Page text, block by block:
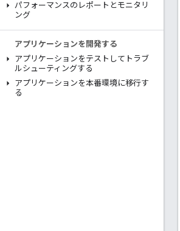
パフォーマンスのレポートとモニタリ
ング
アプリケーションを開発する
アプリケーションをテストしてトラブ
ルシューティングする
アプリケーションを本番環境に移行す
る